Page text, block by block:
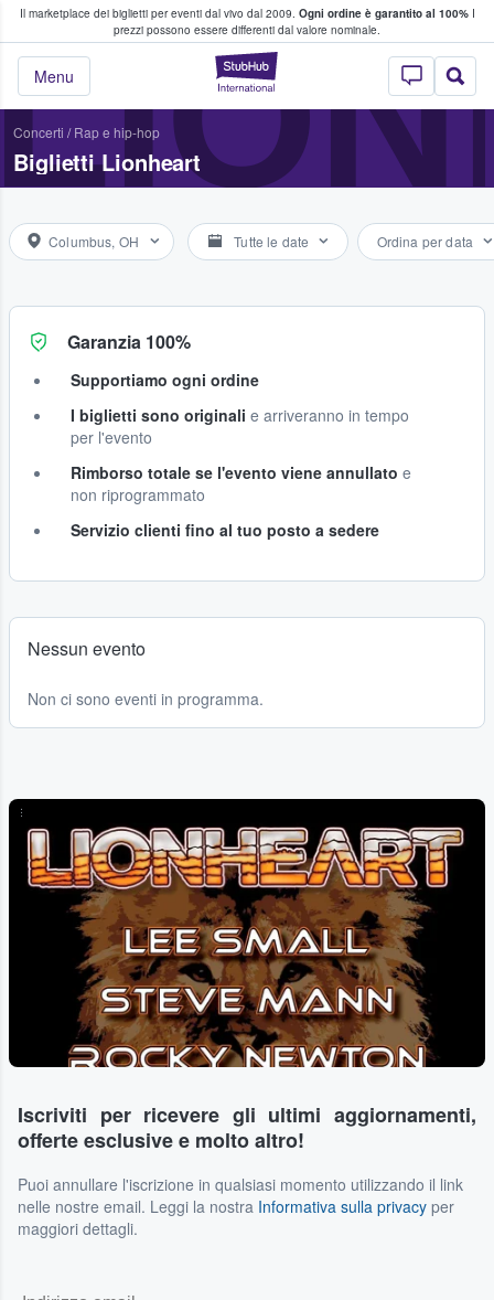
Il marketplace dei biglietti per eventi dal vivo dal 2009. Ogni ordine è garantito al 100%I
prezzi possono essere differenti dal valore nominale.
StubHub - Dove
Menu
fan comprano e vendono biglietti
Concerti / Rap e hip-hop
Biglietti Lionheart
Columbus, OH Tutte le date Ordina per data
Garanzia 100%
Supportiamo ogni ordine
I biglietti sono originali e arriveranno in tempo
per l'evento
Rimborso totale se l'evento viene annullato e
non riprogrammato
Servizio clienti fino al tuo posto a sedere
Nessun evento
Non ci sono eventi in programma.
...
Iscriviti per ricevere gli ultimi aggiornamenti,
offerte esclusive e molto altro!
Puoi annullare l'iscrizione in qualsiasi momento utilizzando il link
nelle nostre email. Leggi la nostra Informativa sulla privacy per
maggiori dettagli.